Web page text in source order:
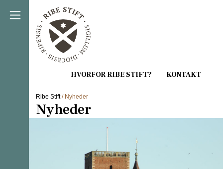
Direkte til indholdet
Ribe Stift/ Nyheder
Nyheder